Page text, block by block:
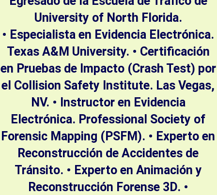
University of North Florida.
• Especialista en Evidencia Electrónica.
Texas A&M University. • Certificación
en Pruebas de Impacto (Crash Test) por
el Collision Safety Institute. Las Vegas,
NV. • Instructor en Evidencia
Electrónica. Professional Society of
Forensic Mapping (PSFM). • Experto en
Reconstrucción de Accidentes de
Tránsito. • Experto en Animación y
Reconstrucción Forense 3D. •